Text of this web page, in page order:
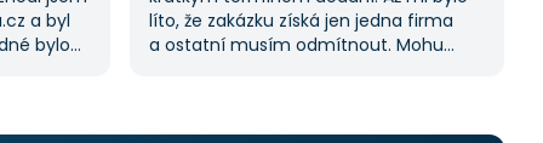
a byl
bylo
líto, že zakázku získá jen jedna firma
a ostatní musím odmítnout. Mohu